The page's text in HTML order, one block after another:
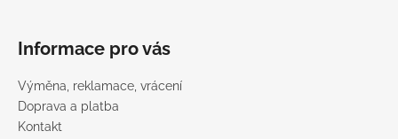
Informace pro vás
Výměna, reklamace, vrácení
Doprava a platba
Kontakt